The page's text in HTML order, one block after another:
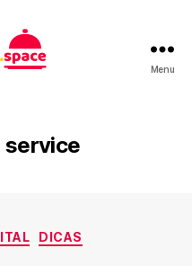
Menu
service
DICAS